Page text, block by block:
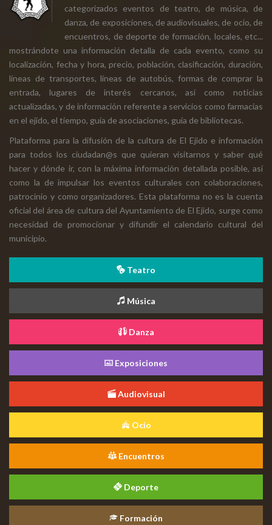
categorizados eventos de teatro, de música, de
danza, de exposiciones, de audiovisuales, de ocio, de
encuentros, de deporte de formación, locales, etc...
mostrándote una información detalla de cada evento, como su
localización, fecha y hora, precio, población, clasificación, duración,
líneas de transportes, líneas de autobús, formas de comprar la
entrada, lugares de interés cercanos, así como noticias
actualizadas, y de información referente a servicios como farmacias
en el ejido, el tiempo, guía de asociaciones, guía de bibliotecas.
Plataforma para la difusión de la cultura de El Ejido e información
para todos los ciudadan@s que quieran visitarnos y saber qué
hacer y dónde ir, con la máxima información detallada posible, así
como la de impulsar los eventos culturales con colaboraciones,
patrocinio y como organizadores. Esta plataforma no es la cuenta
oficial del área de cultura del Ayuntamiento de El Ejido, surge como
necesidad de promocionar y difundir el calendario cultural del
municipio.
Teatro
Música
Danza
Exposiciones
Audiovisual
Ocio
Encuentros
Deporte
Formación